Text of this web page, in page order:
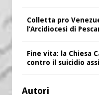
Colletta pro
l’Arcidiocesi di
Fine vita: la Chiesa
contro il suicidio
Autori